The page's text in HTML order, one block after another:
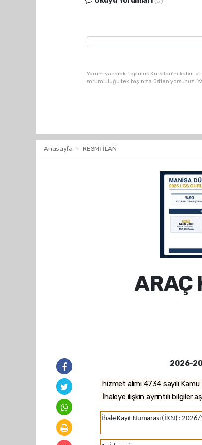
Yorum yazarak Topluluk Kuralları’nı kabul
sorumluluğu tek başınıza üstleniyorsunuz.
Anasayfa RESMİ İLAN
ARAÇ
2026-
hizmet alımı 4734 sayılı
İhaleye ilişkin ayrıntılı bilgiler
İhale Kayıt Numarası (İKN) : 2026/